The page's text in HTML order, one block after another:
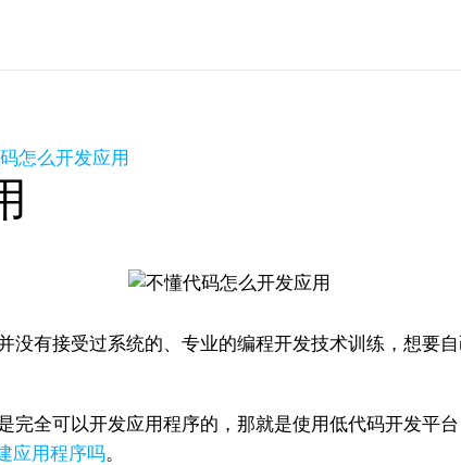
怎么开发应用
没有接受过系统的、专业的编程开发技术训练，想要
完全可以开发应用程序的，那就是使用低代码开发平
应用程序吗。